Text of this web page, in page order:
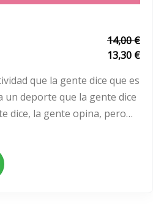
14,00 €
13,30 €
que la gente dice que es
un deporte que la gente dice
dice, la gente opina, pero…